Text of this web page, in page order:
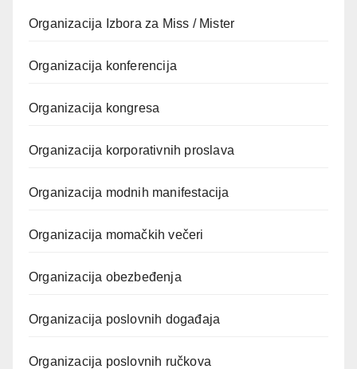
Organizacija Izbora za Miss / Mister
Organizacija konferencija
Organizacija kongresa
Organizacija korporativnih proslava
Organizacija modnih manifestacija
Organizacija momačkih večeri
Organizacija obezbeđenja
Organizacija poslovnih događaja
Organizacija poslovnih ručkova